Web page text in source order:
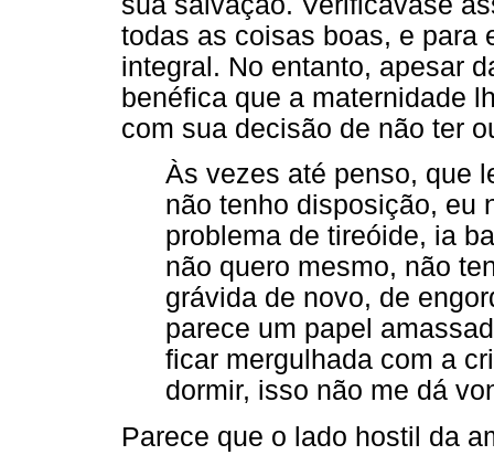
todas as coisas boas, e para
integral. No entanto, apesar
benéfica que a maternidade
com sua decisão de não ter
Às vezes até penso, que
não tenho disposição, eu
problema de tireóide, ia
não quero mesmo, não
grávida de novo, de
parece um papel
ficar mergulhada com a
dormir, isso não me dá
Parece que o lado hostil da